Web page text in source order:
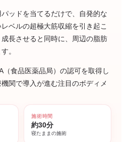
ッドを当てるだけで、自発的な
ベルの超極大筋収縮を引き起こ
長させると同時に、周辺の脂肪
。
（食品医薬品局）の認可を取得し
関で導入が進む注目のボディメ
施術時間
約30分
寝たままの施術